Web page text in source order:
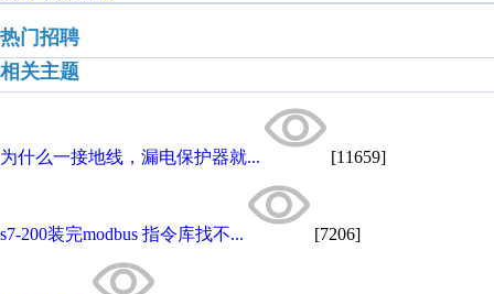
热门招聘
相关主题
为什么一接地线，漏电保护器就... [11659]
s7-200装完modbus 指令库找不... [7206]